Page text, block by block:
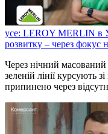
усе: LEROY MERLIN в
розвитку – через фокус
Через нічний масований
зеленій лінії курсують
припинено через